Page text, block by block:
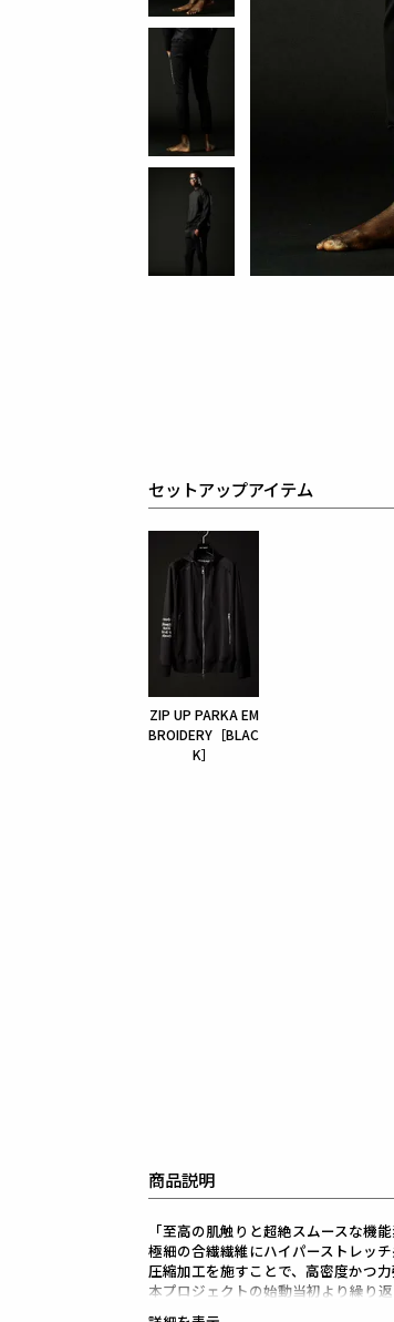
セットアップアイテム
ZIP UP PARKA EM
BROIDERY［BLAC
K］
商品説明
「至高の肌触りと超絶スムースな機
極細の合繊繊維にハイパーストレッチ
圧縮加工を施すことで、高密度かつ
本プロジェクトの始動当初より繰り
ハイパーストレッチシリーズの新素材